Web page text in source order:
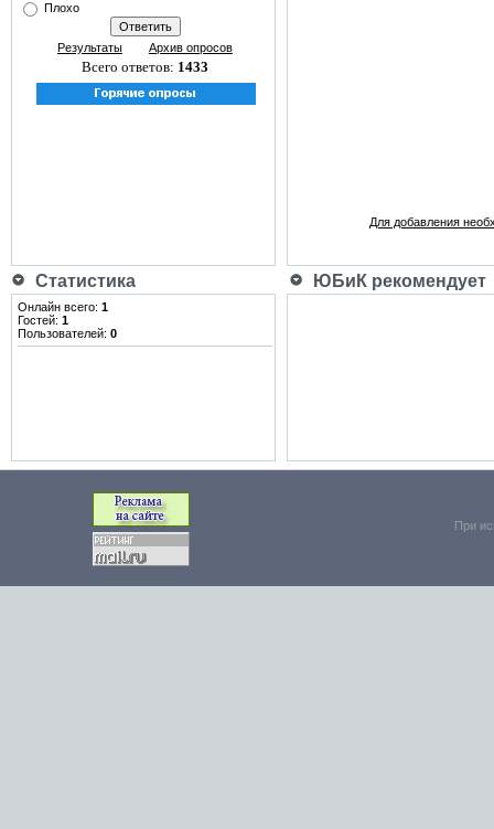
Плохо
Результаты Архив опросов
Всего ответов: 1433
Для добавления
Статистика ЮБиК рекомендует
Онлайн всего: 1
Гостей: 1
Пользователей: 0
При